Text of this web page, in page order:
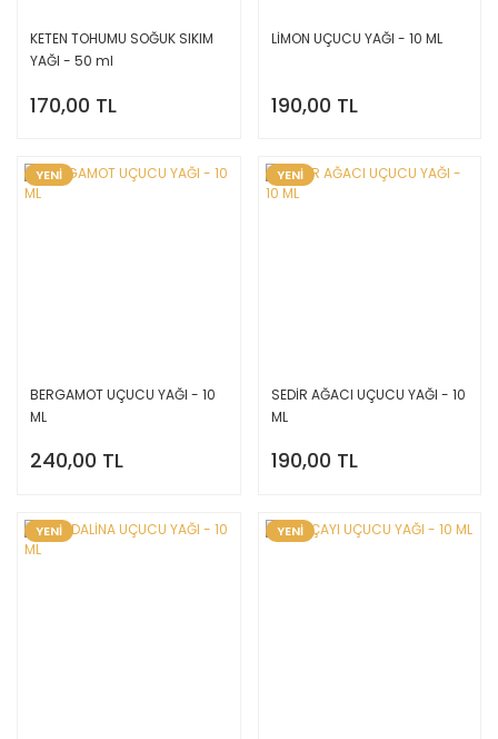
KETEN TOHUMU SOĞUK SIKIM
YAĞI - 50 ml
170,00 TL
LİMON UÇUCU YAĞI - 10 ML
190,00 TL
YENİ
BERGAMOT UÇUCU YAĞI - 10
ML
240,00 TL
YENİ
SEDİR AĞACI UÇUCU YAĞI - 10
ML
190,00 TL
YENİ YENİ